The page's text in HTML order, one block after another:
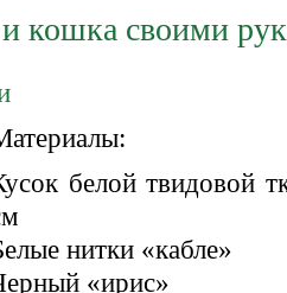
кошка своими
белой твидовой
нитки «кабле»
«ирис»